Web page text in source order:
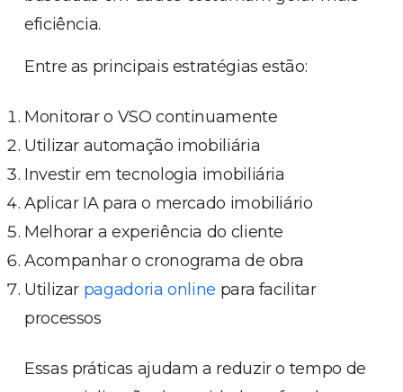
eficiência.
Entre as principais estratégias estão:
Monitorar o VSO continuamente
Utilizar automação imobiliária
Investir em tecnologia imobiliária
Aplicar IA para o mercado imobiliário
Melhorar a experiência do cliente
Acompanhar o cronograma de obra
Utilizar pagadoria online para facilitar
processos
Essas práticas ajudam a reduzir o tempo de